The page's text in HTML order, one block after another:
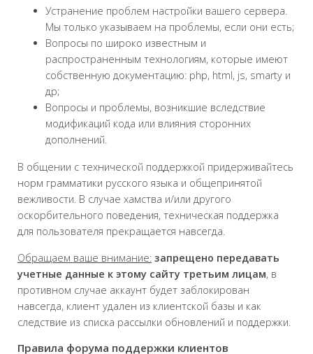
Устранение проблем настройки вашего сервера.
Мы только указываем на проблемы, если они есть;
Вопросы по широко известным и
распространенным технологиям, которые имеют
собственную документацию: php, html, js, smarty и
др;
Вопросы и проблемы, возникшие вследствие
модификаций кода или влияния сторонних
дополнений.
В общении с технической поддержкой придерживайтесь
норм грамматики русского языка и общепринятой
вежливости. В случае хамства и/или другого
оскорбительного поведения, техническая поддержка
для пользователя прекращается навсегда.
Обращаем ваше внимание: запрещено передавать
учетные данные к этому сайту третьим лицам, в
противном случае аккаунт будет заблокирован
навсегда, клиент удален из клиентской базы и как
следствие из списка рассылки обновлений и поддержки.
Правила форума поддержки клиентов